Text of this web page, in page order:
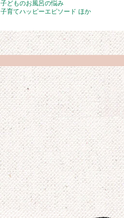
子どものお風呂の悩み
子育てハッピーエピソード ほか